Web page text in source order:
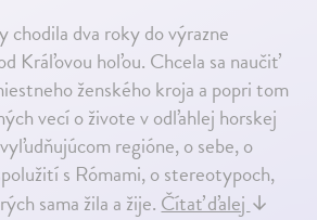
dva roky do výrazne
Kráľovou hoľou. Chcela sa naučiť
ženského kroja a popri tom
vecí o živote v odľahlej horskej
regióne, o sebe, o
s Rómami, o stereotypoch,
sama žila a žije.Čítať ďalej↓